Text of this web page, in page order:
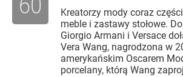
Kreatorzy mody coraz
meble i zastawy stołowe.
Giorgio Armani i Versace
Vera Wang, nagrodzona w
amerykańskim Oscarem
porcelany, którą Wang